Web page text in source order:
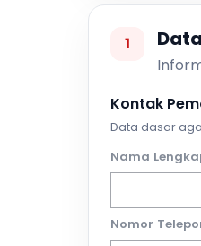
1
Kontak
Data dasar
Nama
Nomor